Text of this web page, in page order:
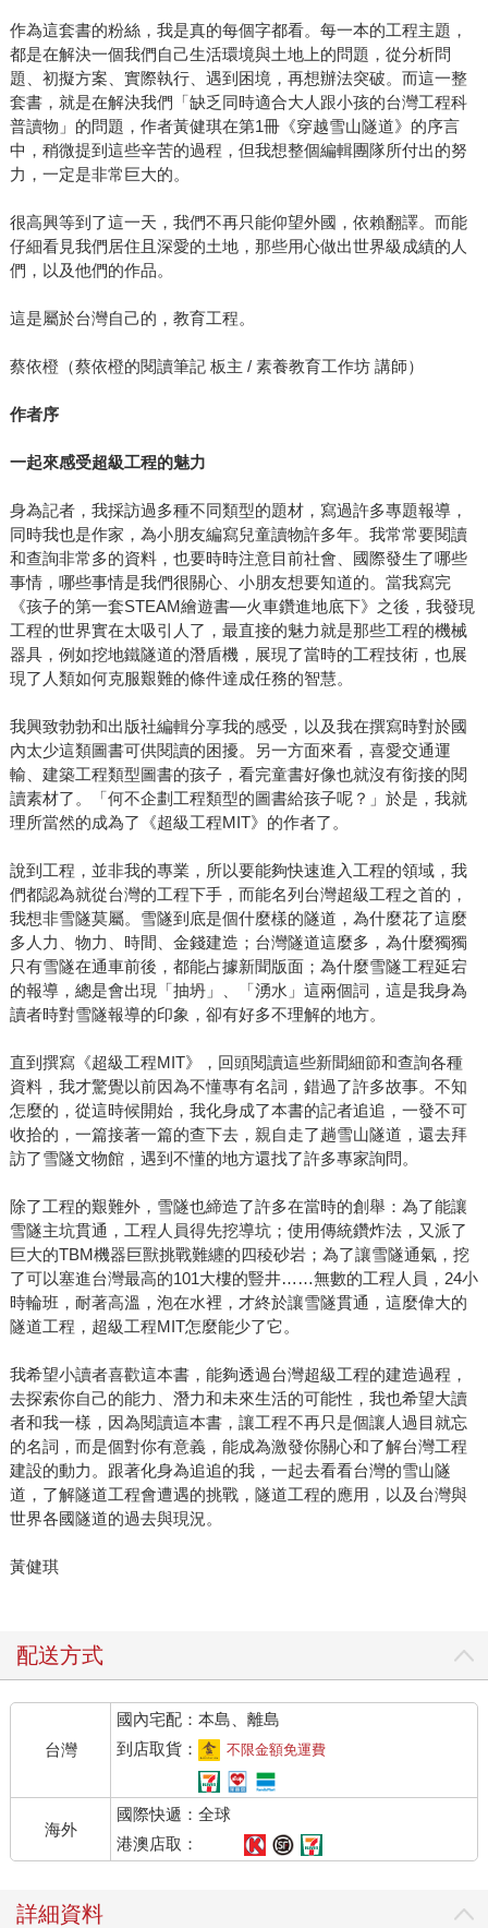
作為這套書的粉絲，我是真的每個字都看。每一本的工程主題，
都是在解決一個我們自己生活環境與土地上的問題，從分析問
題、初擬方案、實際執行、遇到困境，再想辦法突破。而這一整
套書，就是在解決我們「缺乏同時適合大人跟小孩的台灣工程科
普讀物」的問題，作者黃健琪在第1冊《穿越雪山隧道》的序言
中，稍微提到這些辛苦的過程，但我想整個編輯團隊所付出的努
力，一定是非常巨大的。
很高興等到了這一天，我們不再只能仰望外國，依賴翻譯。而能
仔細看見我們居住且深愛的土地，那些用心做出世界級成績的人
們，以及他們的作品。
這是屬於台灣自己的，教育工程。
蔡依橙（蔡依橙的閱讀筆記 板主 / 素養教育工作坊 講師）
作者序
一起來感受超級工程的魅力
身為記者，我採訪過多種不同類型的題材，寫過許多專題報導，
同時我也是作家，為小朋友編寫兒童讀物許多年。我常常要閱讀
和查詢非常多的資料，也要時時注意目前社會、國際發生了哪些
事情，哪些事情是我們很關心、小朋友想要知道的。當我寫完
《孩子的第一套STEAM繪遊書—火車鑽進地底下》之後，我發現
工程的世界實在太吸引人了，最直接的魅力就是那些工程的機械
器具，例如挖地鐵隧道的潛盾機，展現了當時的工程技術，也展
現了人類如何克服艱難的條件達成任務的智慧。
我興致勃勃和出版社編輯分享我的感受，以及我在撰寫時對於國
內太少這類圖書可供閱讀的困擾。另一方面來看，喜愛交通運
輸、建築工程類型圖書的孩子，看完童書好像也就沒有銜接的閱
讀素材了。「何不企劃工程類型的圖書給孩子呢？」於是，我就
理所當然的成為了《超級工程MIT》的作者了。
說到工程，並非我的專業，所以要能夠快速進入工程的領域，我
們都認為就從台灣的工程下手，而能名列台灣超級工程之首的，
我想非雪隧莫屬。雪隧到底是個什麼樣的隧道，為什麼花了這麼
多人力、物力、時間、金錢建造；台灣隧道這麼多，為什麼獨獨
只有雪隧在通車前後，都能占據新聞版面；為什麼雪隧工程延宕
的報導，總是會出現「抽坍」、「湧水」這兩個詞，這是我身為
讀者時對雪隧報導的印象，卻有好多不理解的地方。
直到撰寫《超級工程MIT》，回頭閱讀這些新聞細節和查詢各種
資料，我才驚覺以前因為不懂專有名詞，錯過了許多故事。不知
怎麼的，從這時候開始，我化身成了本書的記者追追，一發不可
收拾的，一篇接著一篇的查下去，親自走了趟雪山隧道，還去拜
訪了雪隧文物館，遇到不懂的地方還找了許多專家詢問。
除了工程的艱難外，雪隧也締造了許多在當時的創舉：為了能讓
雪隧主坑貫通，工程人員得先挖導坑；使用傳統鑽炸法，又派了
巨大的TBM機器巨獸挑戰難纏的四稜砂岩；為了讓雪隧通氣，挖
了可以塞進台灣最高的101大樓的豎井……無數的工程人員，24小
時輪班，耐著高溫，泡在水裡，才終於讓雪隧貫通，這麼偉大的
隧道工程，超級工程MIT怎麼能少了它。
我希望小讀者喜歡這本書，能夠透過台灣超級工程的建造過程，
去探索你自己的能力、潛力和未來生活的可能性，我也希望大讀
者和我一樣，因為閱讀這本書，讓工程不再只是個讓人過目就忘
的名詞，而是個對你有意義，能成為激發你關心和了解台灣工程
建設的動力。跟著化身為追追的我，一起去看看台灣的雪山隧
道，了解隧道工程會遭遇的挑戰，隧道工程的應用，以及台灣與
世界各國隧道的過去與現況。
黃健琪
配送方式
台灣
國內宅配：本島、離島
到店取貨：
不限金額免運費
海外
國際快遞：全球
港澳店取：
詳細資料